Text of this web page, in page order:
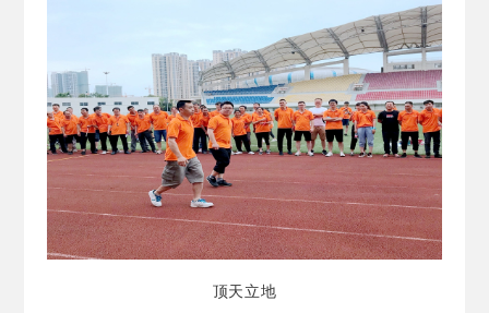
顶天立地